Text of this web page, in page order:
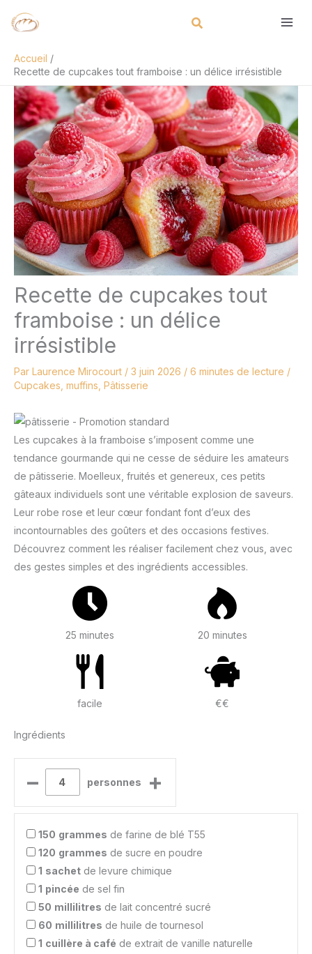
Accueil
Recette de cupcakes tout framboise : un délice irrésistible
Recette de cupcakes tout
framboise : un délice
irrésistible
Par Laurence Mirocourt / 3 juin 2026 / 6 minutes de lecture /
Cupcakes, muffins Pâtisserie
Les cupcakes à la framboise s’imposent comme une
tendance gourmande qui ne cesse de séduire les amateurs
de pâtisserie. Moelleux, fruités et genereux, ces petits
gâteaux individuels sont une véritable explosion de saveurs.
Leur robe rose et leur cœur fondant font d’eux des
incontournables des goûters et des occasions festives.
Découvrez comment les réaliser facilement chez vous, avec
des gestes simples et des ingrédients accessibles.
25 minutes 20 minutes
facile €€
Ingrédients
– personnes +
150 grammes de farine de blé T55
120 grammes de sucre en poudre
1 sachet de levure chimique
1 pincée de sel fin
50 millilitres de lait concentré sucré
60 millilitres de huile de tournesol
1 cuillère à café de extrait de vanille naturelle